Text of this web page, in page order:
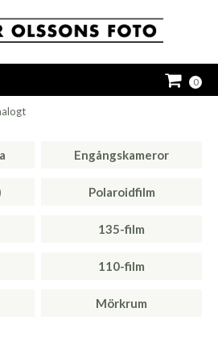
0
Engångskameror
Polaroidfilm
135-film
110-film
Mörkrum